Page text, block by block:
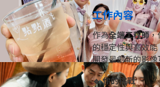
工作內容
作為全端工程師，
的穩定性與高效
開發最創新的影像
🔹 你的挑戰